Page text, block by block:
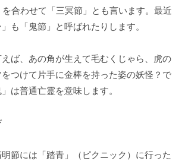
合わせて「三冥節」とも言います。最近
も「鬼節」と呼ばれたりします。
ば、あの角が生えて毛むくじゃら、虎の
つけて片手に金棒を持った姿の妖怪？で
は普通亡霊を意味します。
節には「踏青」（ピクニック）に行った